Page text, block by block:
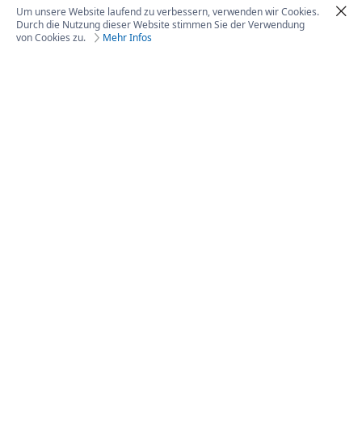
Um unsere Website laufend zu verbessern, verwenden wir Cookies.
Durch die Nutzung dieser Website stimmen Sie der Verwendung
von Cookies zu.
Mehr Infos